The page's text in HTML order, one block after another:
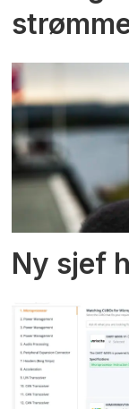
Ny sjef